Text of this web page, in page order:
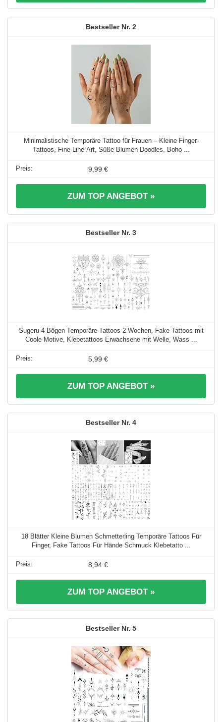
2
Minimalistische Temporäre Tattoo für Frauen – Kleine Finger-
Tattoos, Fine-Line-Art, Süße Blumen-Doodles, Boho ...
9,99 €
ZUM TOP ANGEBOT »
3
Sugeru 4 Bögen Temporäre Tattoos 2 Wochen, Fake Tattoos mit
Coole Motive, Klebetattoos Erwachsene mit Welle, Wass ...
5,99 €
ZUM TOP ANGEBOT »
4
18 Blätter Kleine Blumen Schmetterling Temporäre Tattoos Für
Finger, Fake Tattoos Für Hände Schmuck Klebetatto ...
8,94 €
ZUM TOP ANGEBOT »
5